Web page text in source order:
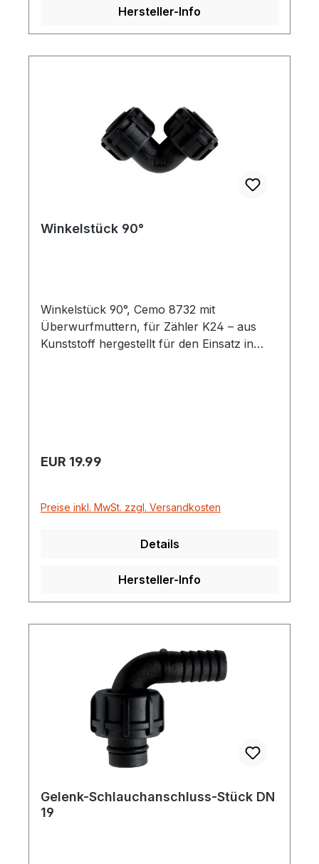
Hersteller-Info
Winkelstück 90°
Winkelstück 90°, Cemo 8732 mit
Überwurfmuttern, für Zähler K24 – aus
Kunststoff hergestellt für den Einsatz in
Regulärer Preis:
EUR 19.99
Preise inkl. MwSt. zzgl. Versandkosten
Details
Hersteller-Info
Gelenk-Schlauchanschluss-Stück DN
19